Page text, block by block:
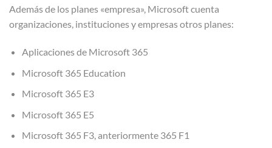
Además de los planes «empresa», Microsoft cuenta
organizaciones, instituciones y empresas otros planes:
Aplicaciones de Microsoft 365
Microsoft 365 Education
Microsoft 365 E3
Microsoft 365 E5
Microsoft 365 F3, anteriormente 365 F1